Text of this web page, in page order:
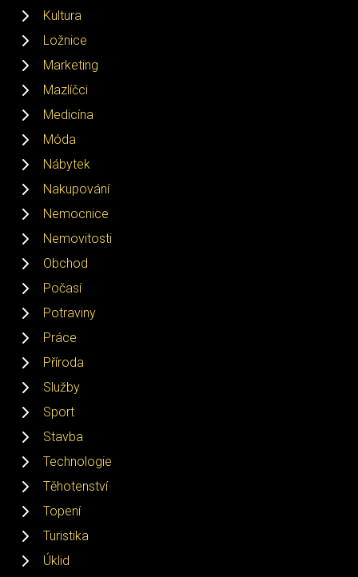
Kultura
Ložnice
Marketing
Mazlíčci
Medicína
Móda
Nábytek
Nakupování
Nemocnice
Nemovitosti
Obchod
Počasí
Potraviny
Práce
Příroda
Služby
Sport
Stavba
Technologie
Těhotenství
Topení
Turistika
Úklid